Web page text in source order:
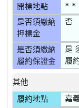
開標地點 * *
是否須繳納
押標金
否
是否須繳納
履約保證金
是
履
其他
履約地點
嘉